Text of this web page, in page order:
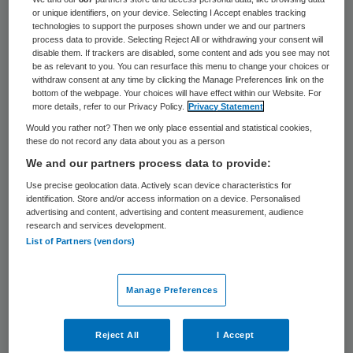
De hulpdiensten hebben donderdagmiddag
een verpleeghuis in Kerkrade deels
ontruimd nadat daar door nog onbekende
oorzaak vier mensen onwel waren
geworden. De brandweer onderzoekt naar
eigen zeggen wat er precies aan de hand is.
Uit voorzorg zijn volgens de brandweer de
begane grond, het souterrain en de kelder
van het verpleeghuis aan de Kapellaan
ontruimd. De bewoners zijn opgevangen bij
1Limburggaat het om de
Hambelskliniek. (ANP)
or unique identifiers, on your device. Selecting I Accept enables tracking
technologies to support the purposes shown under we and our partners
process data to provide. Selecting Reject All or withdrawing your consent will
disable them. If trackers are disabled, some content and ads you see may not
be as relevant to you. You can resurface this menu to change your choices or
withdraw consent at any time by clicking the Manage Preferences link on the
bottom of the webpage. Your choices will have effect within our Website. For
more details, refer to our Privacy Policy.
Privacy Statement
Would you rather not? Then we only place essential and statistical cookies,
these do not record any data about you as a person
We and our partners process data to provide:
Use precise geolocation data. Actively scan device characteristics for
identification. Store and/or access information on a device. Personalised
advertising and content, advertising and content measurement, audience
research and services development.
List of Partners (vendors)
Manage Preferences
Reject All I Accept